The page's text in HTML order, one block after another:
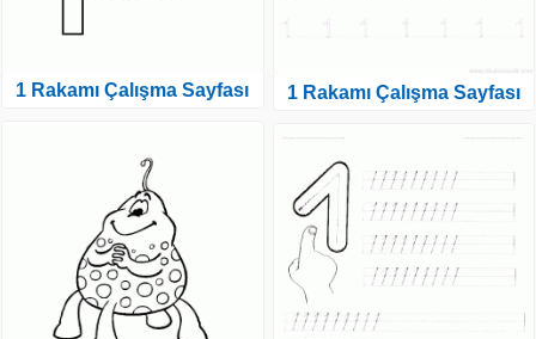
1 Rakamı Çalışma Sayfası 1 Rakamı Çalışma Sayfası